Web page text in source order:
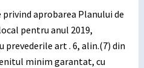
aprobarea Planului de
pentru anul 2019,
art . 6, alin.(7) din
minim garantat, cu